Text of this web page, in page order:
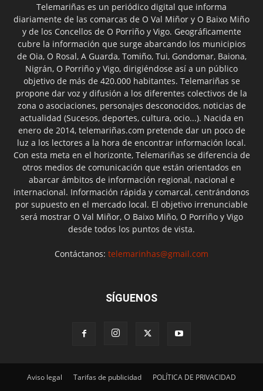
Telemariñas es un periódico digital que informa
diariamente de las comarcas de O Val Miñor y O Baixo Miño
y de los Concellos de O Porriño y Vigo. Geográficamente
cubre la información que surge abarcando los municipios
de Oia, O Rosal, A Guarda, Tomiño, Tui, Gondomar, Baiona,
Nigrán, O Porriño y Vigo, dirigiéndose así a un público
objetivo de más de 420.000 habitantes. Telemariñas se
propone dar voz y difusión a los diferentes colectivos de la
zona o asociaciones, personajes desconocidos, noticias de
actualidad (Sucesos, deportes, cultura, ocio...). Nacida en
enero de 2014, telemariñas.com pretende dar un poco de
luz a los lectores a la hora de encontrar información local.
Con esta meta en el horizonte, Telemariñas se diferencia de
otros medios de comunicación que están orientados en
abarcar ámbitos de información regional, nacional e
internacional. Información rápida y comarcal, centrándonos
por supuesto en el mercado local. El objetivo irrenunciable
será mostrar O Val Miñor, O Baixo Miño, O Porriño y Vigo
desde todos los puntos de vista.
Contáctanos: telemarinhas@gmail.com
SÍGUENOS
Aviso legal Tarifas de publicidad POLÍTICA DE PRIVACIDAD